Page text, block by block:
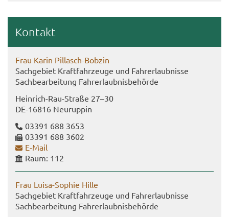
Kon­takt
Frau Karin Pillasch-​Bobzin
Sach­ge­biet Kraft­fahr­zeu­ge und Fahr­erlaub­nis­se
Sach­be­ar­bei­tung Fahr­erlaub­nis­be­hör­de
Heinrich-​Rau-Straße 27–30
DE-​16816 Neu­rup­pin
03391 688 3653
03391 688 3602
E-​Mail
Raum: 112
Frau Luisa-​Sophie Hille
Sach­ge­biet Kraft­fahr­zeu­ge und Fahr­erlaub­nis­se
Sach­be­ar­bei­tung Fahr­erlaub­nis­be­hör­de